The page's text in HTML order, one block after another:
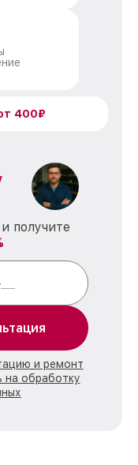
400₽
получите
и ремонт
на обработку